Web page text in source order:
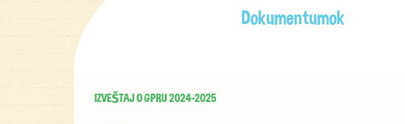
Dokumentumok
IZVEŠTAJ O GPRU 2024-2025